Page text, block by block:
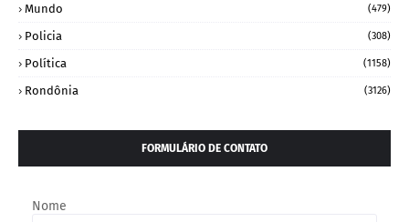
Mundo (479)
Policia (308)
Política (1158)
Rondônia (3126)
FORMULÁRIO DE CONTATO
Nome